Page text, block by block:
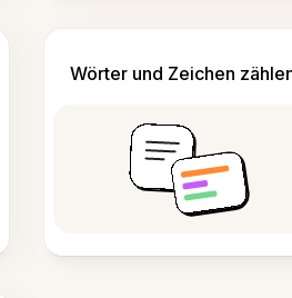
Wörter und Zeichen